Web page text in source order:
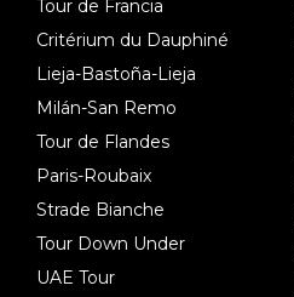
Tour de Francia
Critérium du Dauphiné
Lieja-Bastoña-Lieja
Milán-San Remo
Tour de Flandes
Paris-Roubaix
Strade Bianche
Tour Down Under
UAE Tour